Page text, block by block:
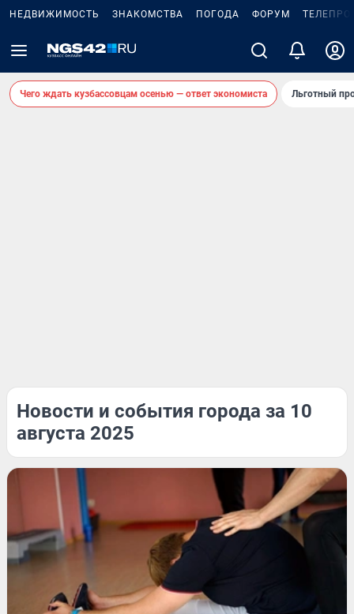
НЕДВИЖИМОСТЬ ЗНАКОМСТВА ПОГОДА ФОРУМ
Чего ждать кузбассовцам осенью — ответ экономиста Льготный
Новости и события города за 10
августа 2025